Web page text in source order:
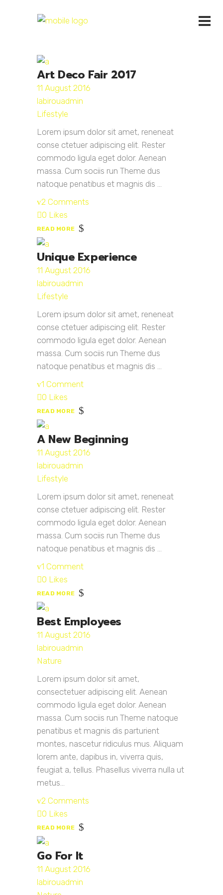
Art Deco Fair 2017
11 August 2016
labirouadmin
Lifestyle
Lorem ipsum dolor sit amet, reneneat
conse ctetuer adipiscing elit. Rester
commodo ligula eget dolor. Aenean
massa. Cum sociis run Theme dus
natoque penatibus et magnis dis ...
2 Comments
0 Likes
READ MORE
Unique Experience
11 August 2016
labirouadmin
Lifestyle
Lorem ipsum dolor sit amet, reneneat
conse ctetuer adipiscing elit. Rester
commodo ligula eget dolor. Aenean
massa. Cum sociis run Theme dus
natoque penatibus et magnis dis ...
1 Comment
0 Likes
READ MORE
A New Beginning
11 August 2016
labirouadmin
Lifestyle
Lorem ipsum dolor sit amet, reneneat
conse ctetuer adipiscing elit. Rester
commodo ligula eget dolor. Aenean
massa. Cum sociis run Theme dus
natoque penatibus et magnis dis ...
1 Comment
0 Likes
READ MORE
Best Employees
11 August 2016
labirouadmin
Nature
Lorem ipsum dolor sit amet,
consectetuer adipiscing elit. Aenean
commodo ligula eget dolor. Aenean
massa. Cum sociis run Theme natoque
penatibus et magnis dis parturient
montes, nascetur ridiculus mus. Aliquam
lorem ante, dapibus in, viverra quis,
feugiat a, tellus. Phasellus viverra nulla ut
metus...
2 Comments
0 Likes
READ MORE
Go For It
11 August 2016
labirouadmin